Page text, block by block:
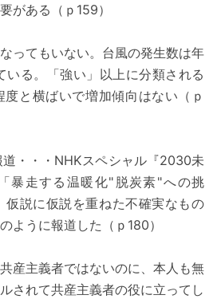
がある（ｐ159）
ってもいない。台風の発生数は年
いる。「強い」以上に分類される
と横ばいで増加傾向はない（ｐ
道・・・NHKスペシャル『2030未
暴走する温暖化"脱炭素"への挑
仮説に仮説を重ねた不確実なもの
ように報道した（ｐ180）
産主義者ではないのに、本人も無
されて共産主義者の役に立ってし